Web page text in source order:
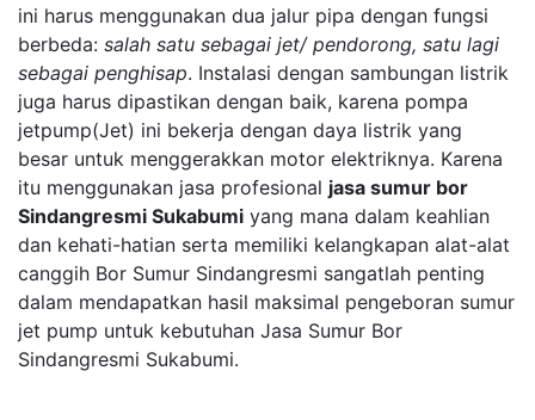
ini harus menggunakan dua jalur pipa dengan fungsi
berbeda: salah satu sebagai jet/ pendorong, satu lagi
sebagai penghisap. Instalasi dengan sambungan listrik
juga harus dipastikan dengan baik, karena pompa
jetpump(Jet) ini bekerja dengan daya listrik yang
besar untuk menggerakkan motor elektriknya. Karena
itu menggunakan jasa profesional jasa sumur bor
Sindangresmi Sukabumi yang mana dalam keahlian
dan kehati-hatian serta memiliki kelangkapan alat-alat
canggih Bor Sumur Sindangresmi sangatlah penting
dalam mendapatkan hasil maksimal pengeboran sumur
jet pump untuk kebutuhan Jasa Sumur Bor
Sindangresmi Sukabumi.